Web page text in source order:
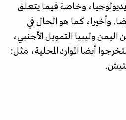
وخاصة فيما يتعلق
وأخيرا، كما هو الحال في
وليبيا التمويل الأجنبي،
أيضا الموارد المحلية، مثل: